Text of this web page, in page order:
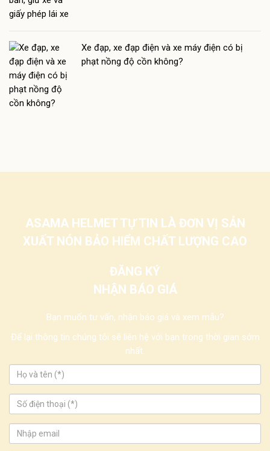
Xe đạp, xe đạp điện và xe máy điện có bị
phạt nồng độ cồn không?
ASAMA HELMET TỰ TIN LÀ ĐƠN VỊ SẢN
XUẤT NÓN BẢO HIỂM CHẤT LƯỢNG CAO
ĐĂNG KÝ
NHẬN BÁO GIÁ
Bạn muốn tư vấn, nhận báo giá và xem mẫu?
Để lại thông tin chúng tôi sẽ liên hệ với bạn trong thời gian sớm
nhất.